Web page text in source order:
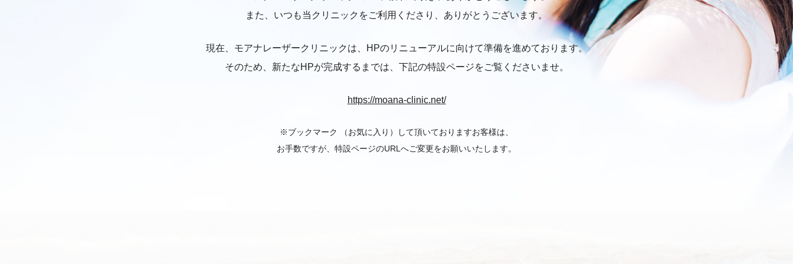
また、いつも当クリニックをご利用くださり、 ありがとうございます。
現在、モアナレーザークリニックは、
HPのリニューアルに向けて準備を進めております。
そのため、新たなHPが完成するまでは、 下記の特設ページをご覧くださいませ。
https://moana-clinic.net/
※ブックマーク （お気に入り）して頂いておりますお客様は、
お手数ですが、特設ページのURLへご変更をお願いいたします。